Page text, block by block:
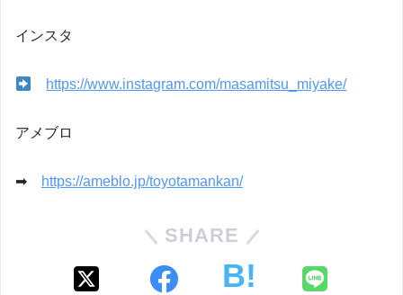
インスタ
https://www.instagram.com/masamitsu_miyake/
アメブロ
➡ https://ameblo.jp/toyotamankan/
SHARE